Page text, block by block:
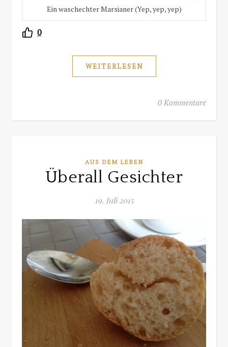
Ein waschechter Marsianer (Yep, yep, yep)
0
WEITERLESEN
0 Kommentare
AUS DEM LEBEN
Überall Gesichter
19. Juli 2015